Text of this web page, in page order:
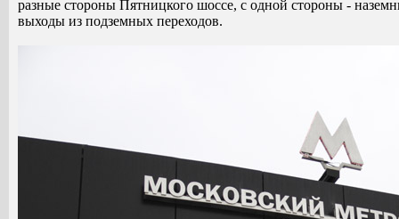
разные стороны Пятницкого шоссе, с одной стороны -
выходы из подземных переходов.